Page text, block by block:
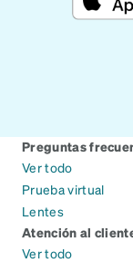
Preguntas
Ver todo
Prueba virtual
Lentes
Atención al
Ver todo